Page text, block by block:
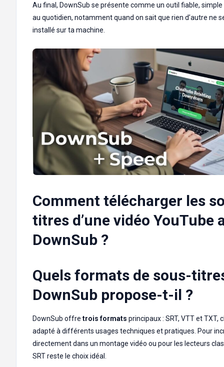
Au final, DownSub se présente comme un outil fiable,
au quotidien, notamment quand on sait que rien d’autre ne
installé sur ta machine.
Comment télécharger les
titres d’une vidéo YouTube
DownSub ?
Quels formats de sous-
DownSub propose-t-il ?
DownSub offre trois formats principaux : SRT, VTT et TXT,
adapté à différents usages techniques et pratiques. Pour
directement dans un montage vidéo ou pour les lecteurs
SRT reste le choix idéal.